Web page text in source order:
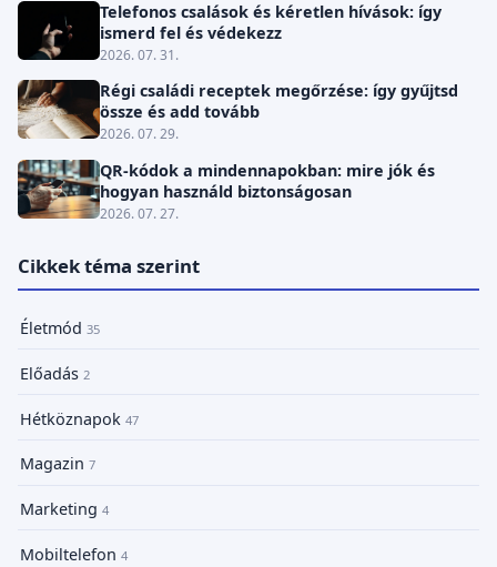
Telefonos csalások és kéretlen hívások: így
ismerd fel és védekezz
2026. 07. 31.
Régi családi receptek megőrzése: így gyűjtsd
össze és add tovább
2026. 07. 29.
QR-kódok a mindennapokban: mire jók és
hogyan használd biztonságosan
2026. 07. 27.
Cikkek téma szerint
Életmód 35
Előadás 2
Hétköznapok 47
Magazin 7
Marketing 4
Mobiltelefon 4